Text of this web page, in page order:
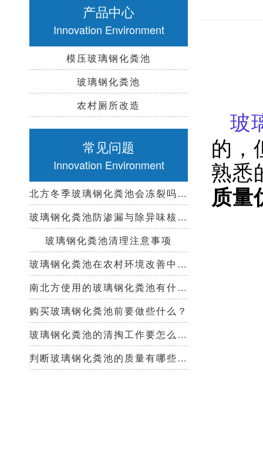
产品中心
Innovation Environment
模压玻璃钢化粪池
玻璃钢化粪池
农村厕所改造
常见问题
Innovation Environment
北方冬季玻璃钢化粪池会冻裂吗？需要保温措施吗？
玻璃钢化粪池防渗漏与除异味核心技术指南
玻璃钢化粪池清理注意事项
玻璃钢化粪池在农村环境改善中起到哪些作用？
南北方使用的玻璃钢化粪池有什么区别？
购买玻璃钢化粪池前要做些什么？
玻璃钢化粪池的清掏工作要怎么做？
判断玻璃钢化粪池的质量有哪些好办法？
玻
的，
熟悉
质量